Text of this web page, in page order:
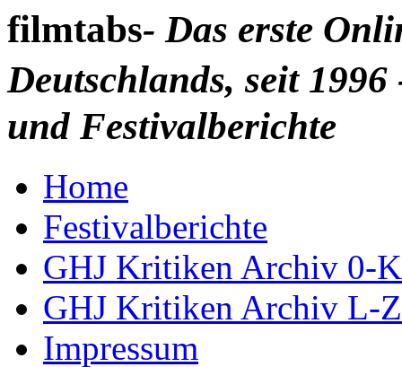
filmtabs- Das erste
Deutschlands, seit
und Festivalberichte
Home
Festivalberichte
GHJ Kritiken Archiv 0-K
GHJ Kritiken Archiv L-Z
Impressum